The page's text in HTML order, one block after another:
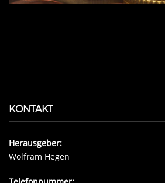
KONTAKT
Herausgeber:
Wolfram Hegen